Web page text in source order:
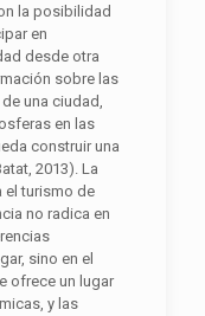
la posibilidad
en
desde otra
sobre las
una ciudad,
en las
construir una
2013). La
el turismo de
no radica en
sino en el
ofrece un lugar
y las